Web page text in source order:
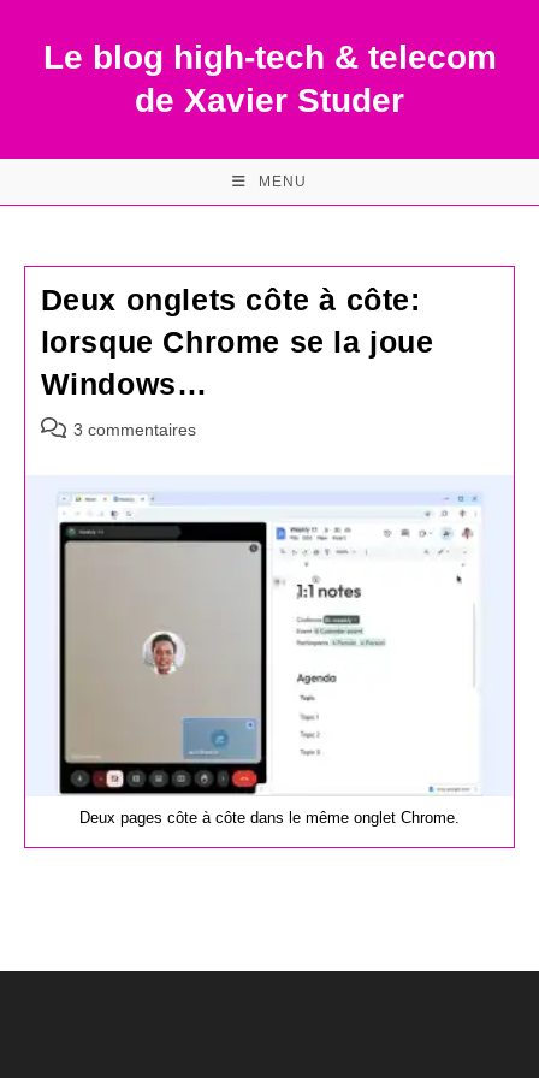
contentLe blog high-tech & telecom
de Xavier Studer
MENU
Deux onglets côte à côte:
lorsque Chrome se la joue
Windows…
Commentaires
publication :
3 commentaires
Deux pages côte à côte dans le même onglet Chrome.